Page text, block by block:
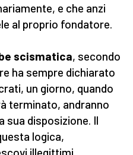
e che anzi
al proprio fondatore.
scismatica, secondo
ha sempre dichiarato
un giorno, quando
terminato, andranno
sua disposizione. Il
logica,